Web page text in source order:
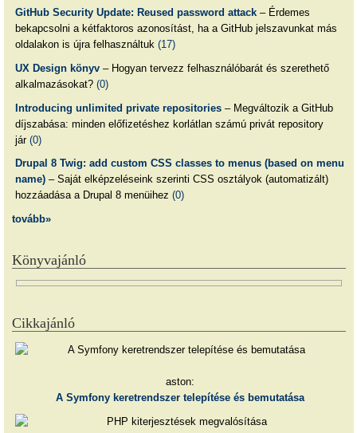
GitHub Security Update: Reused password attack– Érdemes
bekapcsolni a kétfaktoros azonosítást, ha a GitHub jelszavunkat más
oldalakon is újra felhasználtuk (17)
UX Design könyv– Hogyan tervezz felhasználóbarát és szerethető
alkalmazásokat? (0)
Introducing unlimited private repositories– Megváltozik a GitHub
díjszabása: minden előfizetéshez korlátlan számú privát repository
jár (0)
Drupal 8 Twig: add custom CSS classes to menus (based on menu
name)– Saját elképzeléseink szerinti CSS osztályok (automatizált)
hozzáadása a Drupal 8 menüihez (0)
tovább»
Könyvajánló
Cikkajánló
aston:
A Symfony keretrendszer telepítése és bemutatása